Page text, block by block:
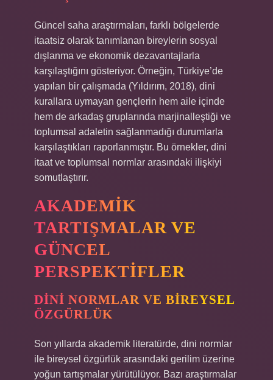
Güncel saha araştırmaları, farklı bölgelerde
itaatsiz olarak tanımlanan bireylerin sosyal
dışlanma ve ekonomik dezavantajlarla
karşılaştığını gösteriyor. Örneğin, Türkiye’de
yapılan bir çalışmada (Yıldırım, 2018), dini
kurallara uymayan gençlerin hem aile içinde
hem de arkadaş gruplarında marjinalleştiği ve
toplumsal adaletin sağlanmadığı durumlarla
karşılaştıkları raporlanmıştır. Bu örnekler, dini
itaat ve toplumsal normlar arasındaki ilişkiyi
somutlaştırır.
AKADEMIK
TARTIŞMALAR VE
GÜNCEL
PERSPEKTIFLER
DINI NORMLAR VE BIREYSEL
ÖZGÜRLÜK
Son yıllarda akademik literatürde, dini normlar
ile bireysel özgürlük arasındaki gerilim üzerine
yoğun tartışmalar yürütülüyor. Bazı araştırmalar